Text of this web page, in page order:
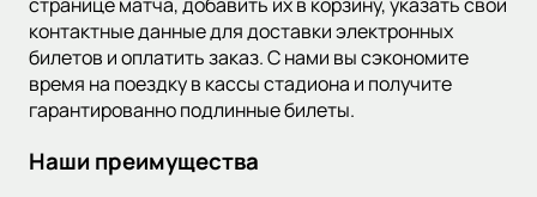
контактные данные для доставки электронных
билетов и оплатить заказ. С нами вы сэкономите
время на поездку в кассы стадиона и получите
гарантированно подлинные билеты.
Наши преимущества